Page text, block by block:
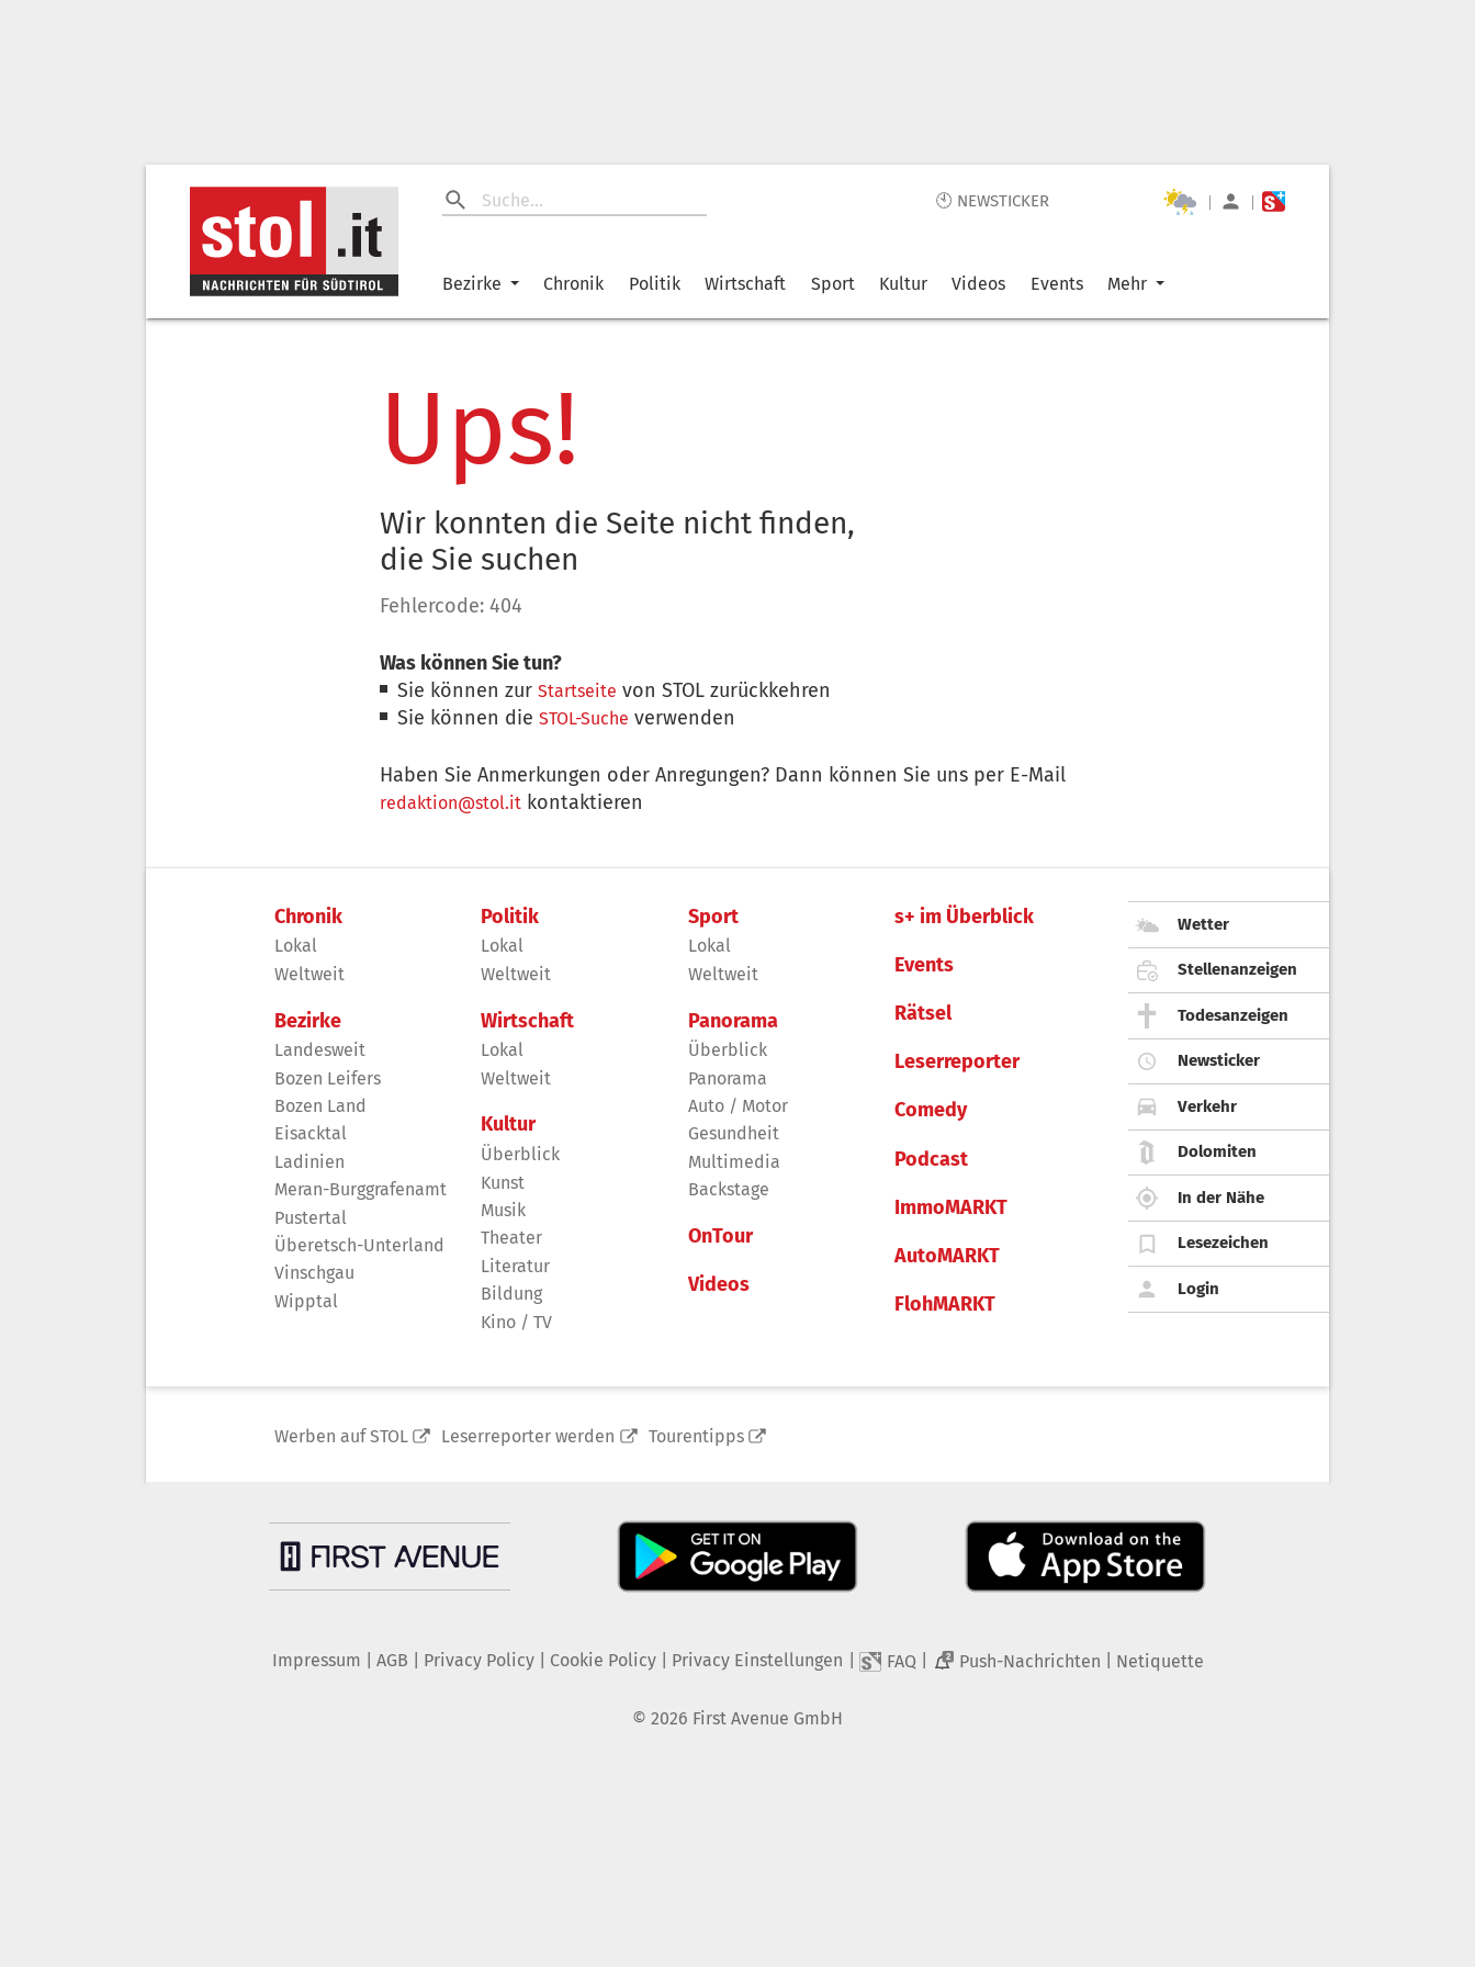
🕙 NEWSTICKER | |
Bezirke Chronik Politik Wirtschaft Sport Kultur Videos Events Mehr
Ups!
Wir konnten die Seite nicht finden,
die Sie suchen
Fehlercode: 404
Was können Sie tun?
Sie können zurStartseite von STOL zurückkehren
Sie können dieSTOL-Suche verwenden
Haben Sie Anmerkungen oder Anregungen? Dann können Sie uns per E-Mail
redaktion@stol.it kontaktieren
Chronik
Lokal
Weltweit
Bezirke
Landesweit
Bozen Leifers
Bozen Land
Eisacktal
Ladinien
Meran-Burggrafenamt
Pustertal
Überetsch-Unterland
Vinschgau
Wipptal
Politik
Lokal
Weltweit
Wirtschaft
Lokal
Weltweit
Kultur
Überblick
Kunst
Musik
Theater
Literatur
Bildung
Kino / TV
Sport
Lokal
Weltweit
Panorama
Überblick
Panorama
Auto / Motor
Gesundheit
Multimedia
Backstage
OnTour
Videos
s+ im Überblick
Events
Rätsel
Leserreporter
Comedy
Podcast
ImmoMARKT
AutoMARKT
FlohMARKT
Wetter
Stellenanzeigen
Todesanzeigen
Newsticker
Verkehr
Dolomiten
In der Nähe
Lesezeichen
Login
Werben auf STOL Leserreporter werden Tourentipps
Impressum AGB Privacy Policy| Cookie Policy| Privacy Einstellungen FAQ 2 Push-Nachrichten Netiquette
© 2026 First Avenue GmbH